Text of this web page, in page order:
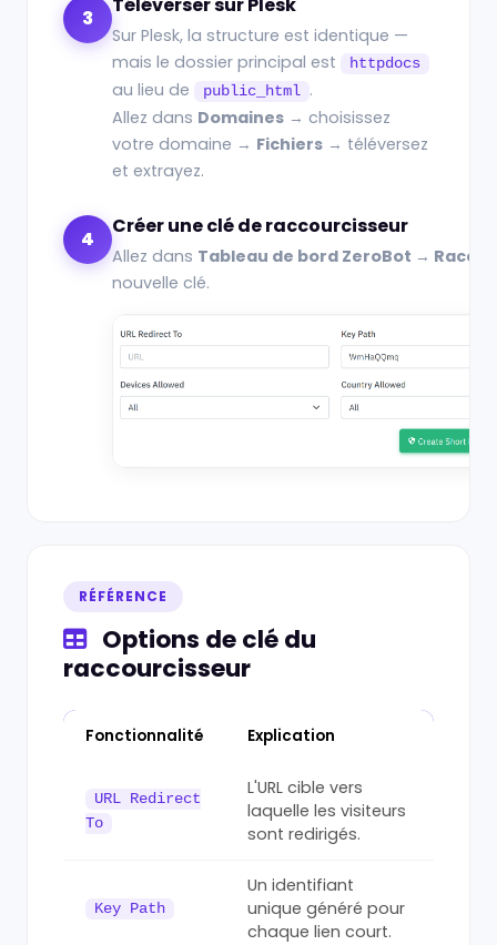
3
Sur Plesk, la structure est identique —
mais le dossier principal est
httpdocs
au lieu de public_html .
Allez dans Domaines → choisissez
votre domaine → Fichiers → téléversez
et extrayez.
4
Créer une clé de raccourcisseur
Allez dans Tableau de bord ZeroBot →
nouvelle clé.
RÉFÉRENCE
Options de clé du
raccourcisseur
Fonctionnalité Explication
URL Redirect
To
L'URL cible vers
laquelle les visiteurs
sont redirigés.
Key Path
Un identifiant
unique généré pour
chaque lien court.